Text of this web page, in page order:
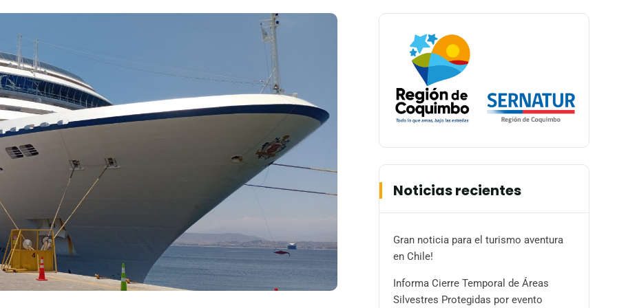
Noticias recientes
Gran noticia para el turismo aventura
en Chile!
Informa Cierre Temporal de Áreas
Silvestres Protegidas por evento